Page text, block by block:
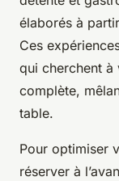
élaborés à
Ces
qui cherchent à
complète,
table.
Pour optimiser
réserver à